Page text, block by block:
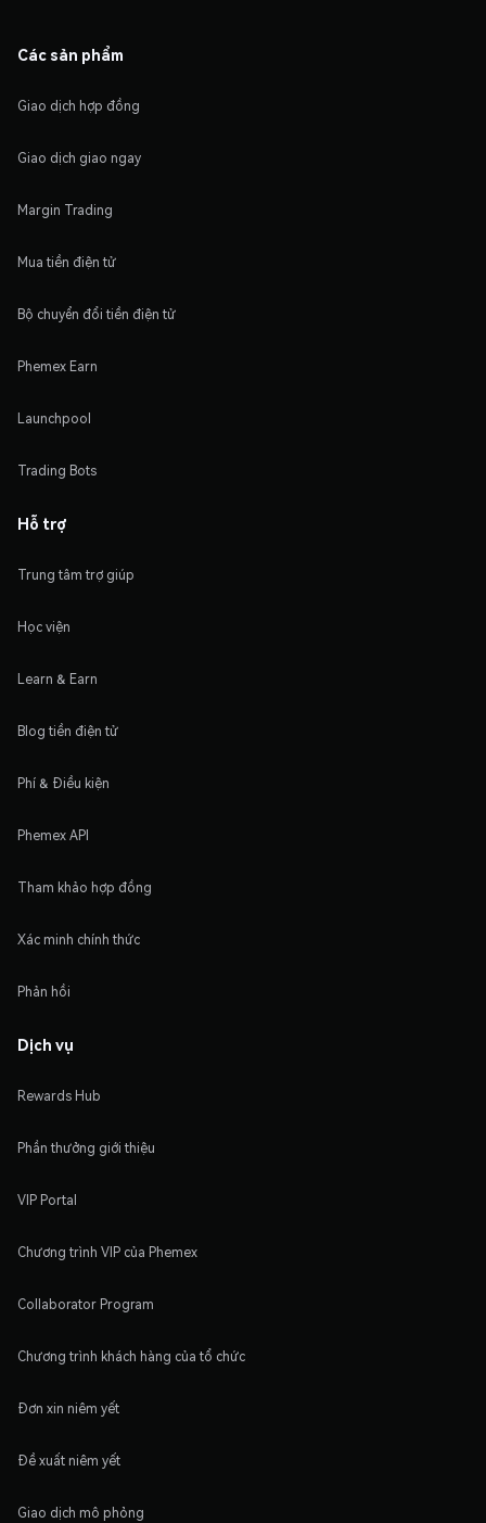
Các sản phẩm
Giao dịch hợp đồng
Giao dịch giao ngay
Margin Trading
Mua tiền điện tử
Bộ chuyển đổi tiền điện tử
Phemex Earn
Launchpool
Trading Bots
Hỗ trợ
Trung tâm trợ giúp
Học viện
Learn & Earn
Blog tiền điện tử
Phí & Điều kiện
Phemex API
Tham khảo hợp đồng
Xác minh chính thức
Phản hồi
Dịch vụ
Rewards Hub
Phần thưởng giới thiệu
VIP Portal
Chương trình VIP của Phemex
Collaborator Program
Chương trình khách hàng của tổ chức
Đơn xin niêm yết
Đề xuất niêm yết
Giao dịch mô phỏng